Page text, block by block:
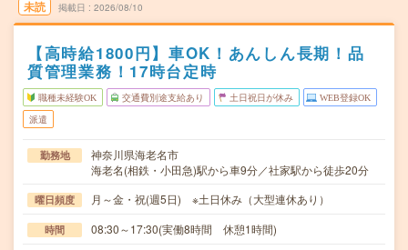
未読 掲載日 2026/08/10
【高時給1800円】車OK！あんしん長期！品
質管理業務！17時台定時
職種未経験OK 交通費別途支給あり 土日祝日が休み WEB登録OK
派遣
勤務地
神奈川県海老名市
海老名(相鉄・小田急)駅から車9分／社家駅から徒歩20分
曜日頻度 月～金・祝(週5日) ※土日休み（大型連休あり）
時間 08:30～17:30(実働8時間 休憩1時間)